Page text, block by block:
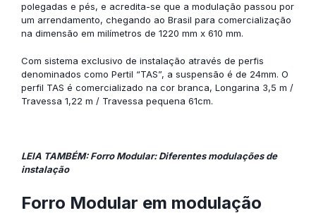
polegadas e pés, e acredita-se que a modulação passou por
um arrendamento, chegando ao Brasil para comercialização
na dimensão em milímetros de 1220 mm x 610 mm.
Com sistema exclusivo de instalação através de perfis
denominados como Pertil “TAS”, a suspensão é de 24mm. O
perfil TAS é comercializado na cor branca, Longarina 3,5 m /
Travessa 1,22 m / Travessa pequena 61cm.
LEIA TAMBÉM: Forro Modular: Diferentes modulações de
instalação
Forro Modular em modulação